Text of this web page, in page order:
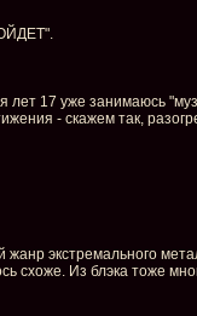
17 уже занимаюсь
- скажем так,
экстремального
схоже. Из блэка тоже